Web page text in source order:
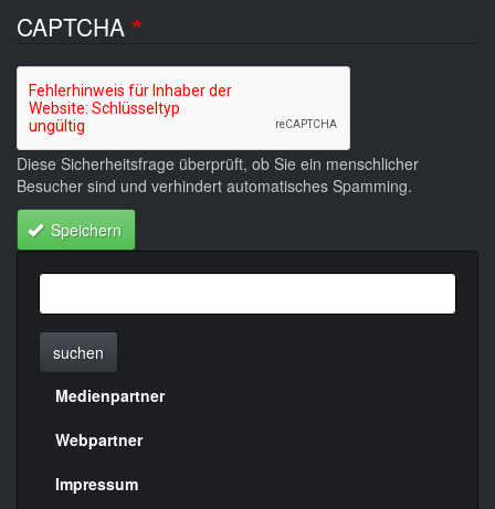
CAPTCHA
Diese Sicherheitsfrage überprüft, ob Sie ein menschlicher
Besucher sind und verhindert automatisches Spamming.
Speichern
suchen
Menülinks
rechte
Seite
Medienpartner
Webpartner
Impressum